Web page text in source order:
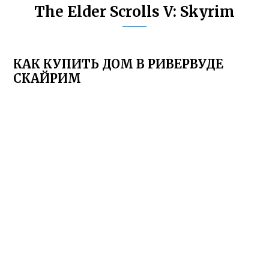
The Elder Scrolls V: Skyrim
КАК КУПИТЬ ДОМ В РИВЕРВУДЕ
СКАЙРИМ